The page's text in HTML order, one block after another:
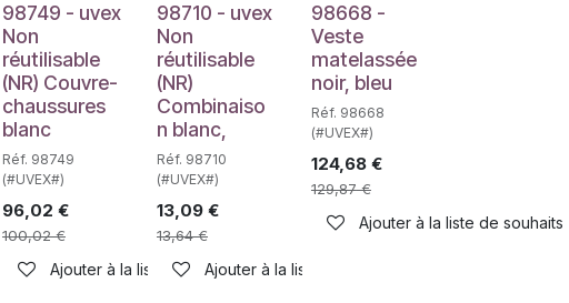
de souhaits
98749 - uvex
Non
réutilisable
(NR) Couvre-
chaussures
blanc
Réf. 98749
(#UVEX#)
96,02 €
100,02€
Ajouter à la liste de souhaits
98710 - uvex
Non
réutilisable
(NR)
Combinaiso
n blanc,
Réf. 98710
(#UVEX#)
13,09€
13,64€
Ajouter à la liste de souhaits
98668 -
Veste
matelassée
noir, bleu
Réf. 98668
(#UVEX#)
124,68€
129,87€
Ajouter à la liste de souhaits